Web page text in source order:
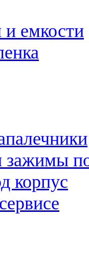
емкости
зажимы
корпус